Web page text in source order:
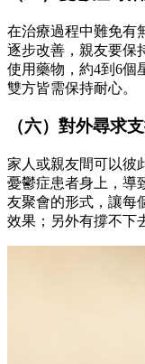
在治療過程中難免有
逐步改善，親友要保
使用藥物，約4到6個
雙方皆需保持耐心。
（六）對外尋求
家人或親友間可以彼
憂鬱症患者身上，導
友聚會的形式，讓每
效果；另外有撐不下